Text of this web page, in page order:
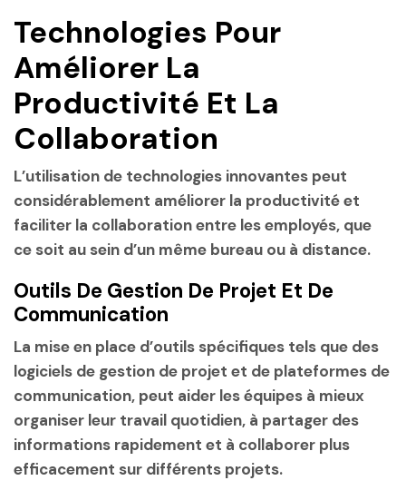
Technologies Pour
Améliorer La
Productivité Et La
Collaboration
L’utilisation de technologies innovantes peut
considérablement améliorer la productivité et
faciliter la collaboration entre les employés, que
ce soit au sein d’un même bureau ou à distance.
Outils De Gestion De Projet Et De
Communication
La mise en place d’outils spécifiques tels que des
logiciels de gestion de projet et de plateformes de
communication, peut aider les équipes à mieux
organiser leur travail quotidien, à partager des
informations rapidement et à collaborer plus
efficacement sur différents projets.